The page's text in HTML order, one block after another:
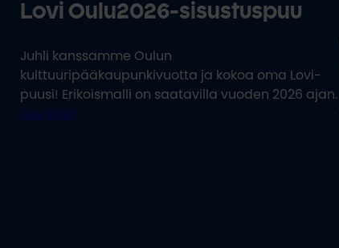
Lovi Oulu2026-sisustuspuu
Juhli kanssamme Oulun
kulttuuripääkaupunkivuotta ja kokoa oma Lovi-
puusi! Erikoismalli on saatavilla vuoden 2026 ajan.
Lue lisää